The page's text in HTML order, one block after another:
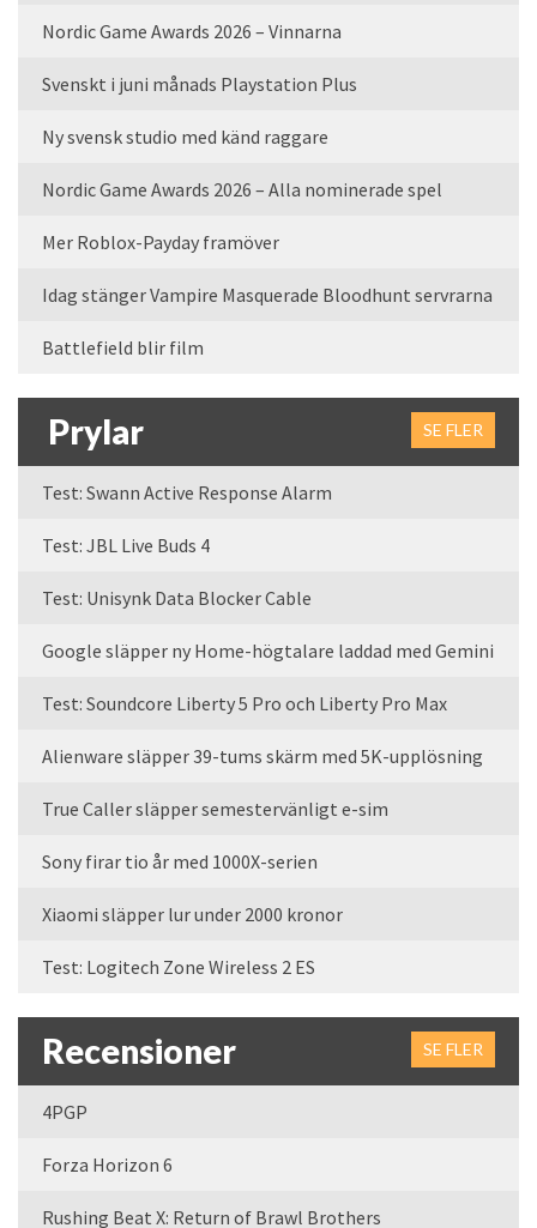
Nordic Game Awards 2026 – Vinnarna
Svenskt i juni månads Playstation Plus
Ny svensk studio med känd raggare
Nordic Game Awards 2026 – Alla nominerade spel
Mer Roblox-Payday framöver
Idag stänger Vampire Masquerade Bloodhunt servrarna
Battlefield blir film
Prylar SE FLER
Test: Swann Active Response Alarm
Test: JBL Live Buds 4
Test: Unisynk Data Blocker Cable
Google släpper ny Home-högtalare laddad med Gemini
Test: Soundcore Liberty 5 Pro och Liberty Pro Max
Alienware släpper 39-tums skärm med 5K-upplösning
True Caller släpper semestervänligt e-sim
Sony firar tio år med 1000X-serien
Xiaomi släpper lur under 2000 kronor
Test: Logitech Zone Wireless 2 ES
Recensioner SE FLER
4PGP
Forza Horizon 6
Rushing Beat X: Return of Brawl Brothers